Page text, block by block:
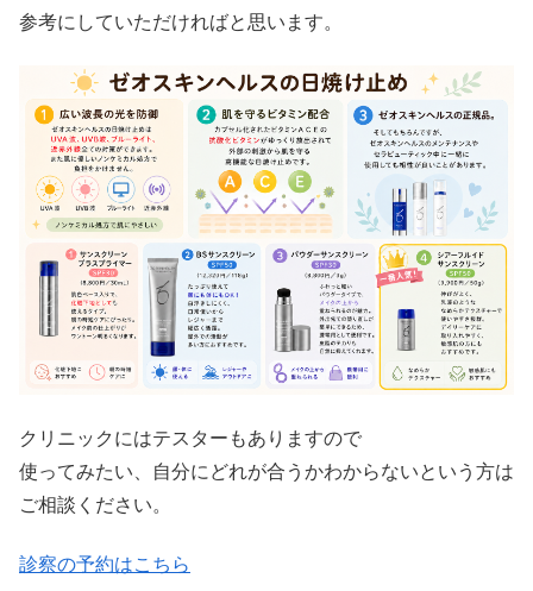
参考にしていただければと思います。
クリニックにはテスターもありますので
使ってみたい、自分にどれが合うかわからないという方は
ご相談ください。
診察の予約はこちら